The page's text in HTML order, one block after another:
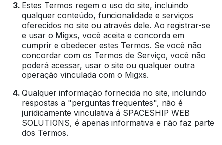
Estes Termos regem o uso do site, incluindo
qualquer conteúdo, funcionalidade e serviços
oferecidos no site ou através dele. Ao registrar-se
e usar o Migxs, você aceita e concorda em
cumprir e obedecer estes Termos. Se você não
concordar com os Termos de Serviço, você não
poderá acessar, usar o site ou qualquer outra
operação vinculada com o Migxs.
Qualquer informação fornecida no site, incluindo
respostas a "perguntas frequentes", não é
juridicamente vinculativa á SPACESHIP WEB
SOLUTIONS, é apenas informativa e não faz parte
dos Termos.